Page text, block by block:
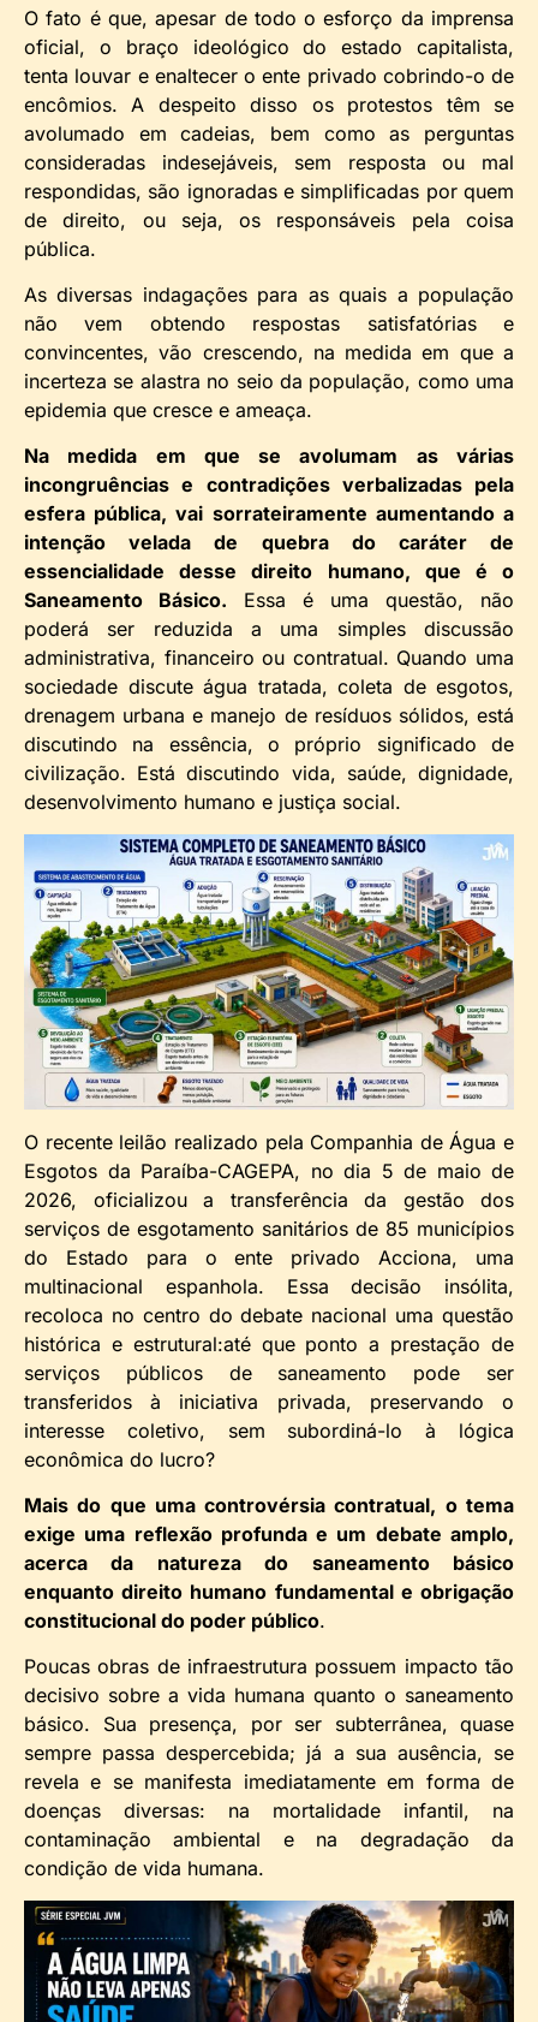
O fato é que, apesar de todo o esforço da imprensa
oficial, o braço ideológico do estado capitalista,
tenta louvar e enaltecer o ente privado cobrindo-o de
encômios. A despeito disso os protestos têm se
avolumado em cadeias, bem como as perguntas
consideradas indesejáveis, sem resposta ou mal
respondidas, são ignoradas e simplificadas por quem
de direito, ou seja, os responsáveis pela coisa
pública.
As diversas indagações para as quais a população
não vem obtendo respostas satisfatórias e
convincentes, vão crescendo, na medida em que a
incerteza se alastra no seio da população, como uma
epidemia que cresce e ameaça.
Na medida em que se avolumam as várias
incongruências e contradições verbalizadas pela
esfera pública, vai sorrateiramente aumentando a
intenção velada de quebra do caráter de
essencialidade desse direito humano, que é o
Saneamento Básico. Essa é uma questão, não
poderá ser reduzida a uma simples discussão
administrativa, financeiro ou contratual. Quando uma
sociedade discute água tratada, coleta de esgotos,
drenagem urbana e manejo de resíduos sólidos, está
discutindo na essência, o próprio significado de
civilização. Está discutindo vida, saúde, dignidade,
desenvolvimento humano e justiça social.
O recente leilão realizado pela Companhia de Água e
Esgotos da Paraíba-CAGEPA, no dia 5 de maio de
2026, oficializou a transferência da gestão dos
serviços de esgotamento sanitários de 85 municípios
do Estado para o ente privado Acciona, uma
multinacional espanhola. Essa decisão insólita,
recoloca no centro do debate nacional uma questão
histórica e estrutural:até que ponto a prestação de
serviços públicos de saneamento pode ser
transferidos à iniciativa privada, preservando o
interesse coletivo, sem subordiná-lo à lógica
econômica do lucro?
Mais do que uma controvérsia contratual, o tema
exige uma reflexão profunda e um debate amplo,
acerca da natureza do saneamento básico
enquanto direito humano fundamental e obrigação
constitucional do poder público.
Poucas obras de infraestrutura possuem impacto tão
decisivo sobre a vida humana quanto o saneamento
básico. Sua presença, por ser subterrânea, quase
sempre passa despercebida; já a sua ausência, se
revela e se manifesta imediatamente em forma de
doenças diversas: na mortalidade infantil, na
contaminação ambiental e na degradação da
condição de vida humana.